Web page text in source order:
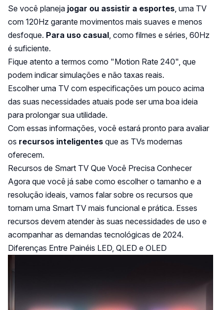
Se você planeja jogar ou assistir a esportes , uma TV
com 120Hz garante movimentos mais suaves e menos
desfoque. Para uso casual , como filmes e séries, 60Hz
é suficiente.
Fique atento a termos como "Motion Rate 240", que
podem indicar simulações e não taxas reais.
Escolher uma TV com especificações um pouco acima
das suas necessidades atuais pode ser uma boa ideia
para prolongar sua utilidade.
Com essas informações, você estará pronto para avaliar
os recursos inteligentes que as TVs modernas
oferecem.
Recursos de Smart TV Que Você Precisa Conhecer
Agora que você já sabe como escolher o tamanho e a
resolução ideais, vamos falar sobre os recursos que
tornam uma Smart TV mais funcional e prática. Esses
recursos devem atender às suas necessidades de uso e
acompanhar as demandas tecnológicas de 2024.
Diferenças Entre Painéis LED, QLED e OLED